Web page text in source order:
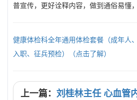
普宣传，更好诠释内容，做到通俗易懂
健康体检科全年通用体检套餐（成年人
入职、征兵预检）（点击了解）
上一篇： 刘桂林主任 心血管